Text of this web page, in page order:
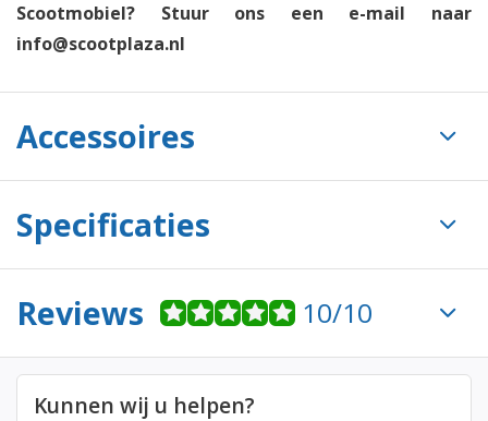
Scootmobiel? Stuur ons een e-mail naar
info@scootplaza.nl
Accessoires
Specificaties
Reviews 10/10
Kunnen wij u helpen?